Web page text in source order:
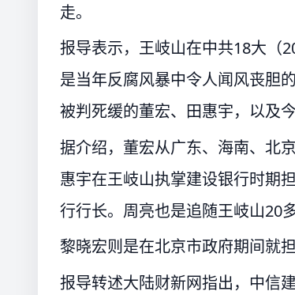
走。
报导表示，王岐山在中共18大（
是当年反腐风暴中令人闻风丧胆
被判死缓的董宏、田惠宇，以及
据介绍，董宏从广东、海南、北
惠宇在王岐山执掌建设银行时期
行行长。周亮也是追随王岐山20
黎晓宏则是在北京市政府期间就
报导转述大陆财新网指出，中信